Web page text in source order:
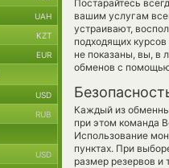
Постарайтесь
вашим услугам
устраивают,
подходящих
не показаны, вы, в
обменов с
Каждый из
при этом команда
Использование
пунктах. При
размер резервов и
UAH
KZT
EUR
USD
RUB
USD